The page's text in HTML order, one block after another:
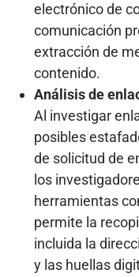
electrónico de
comunicación
extracción de
contenido.
Análisis de
Al investigar
posibles
de solicitud de
los
herramientas
permite la
incluida la
y las huellas